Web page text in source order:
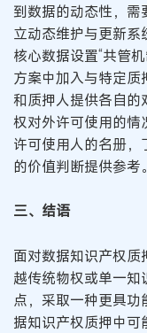
到数据的动态性，
立动态维护与更新
核心数据设置“共管
方案中加入与特定
和质押人提供各自的
权对外许可使用的情
许可使用人的名册
的价值判断提供参考。
三、结语
面对数据知识产权
越传统物权或单一
点，采取一种更具
据知识产权质押中